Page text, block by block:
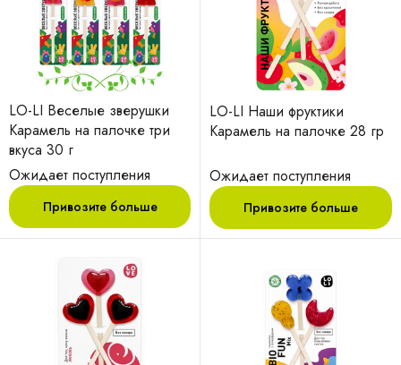
LO-LI Веселые зверушки
Карамель на палочке три
вкуса 30 г
Ожидает поступления
Привозите больше
LO-LI Наши фруктики
Карамель на палочке 28 гр
Ожидает поступления
Привозите больше